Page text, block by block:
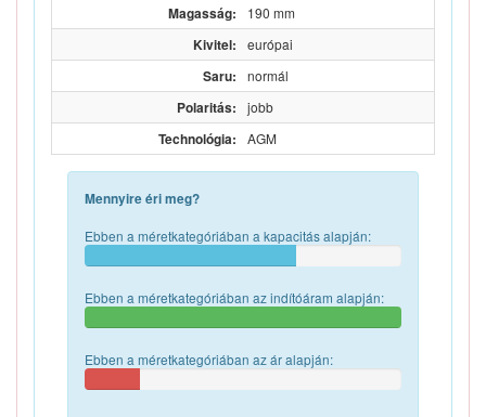
Magasság: 190 mm
Kivitel: európai
Saru: normál
Polaritás: jobb
Technológia: AGM
Mennyire éri meg?
Ebben a méretkategóriában a kapacitás alapján:
Ebben a méretkategóriában az indítóáram alapján:
Ebben a méretkategóriában az ár alapján: